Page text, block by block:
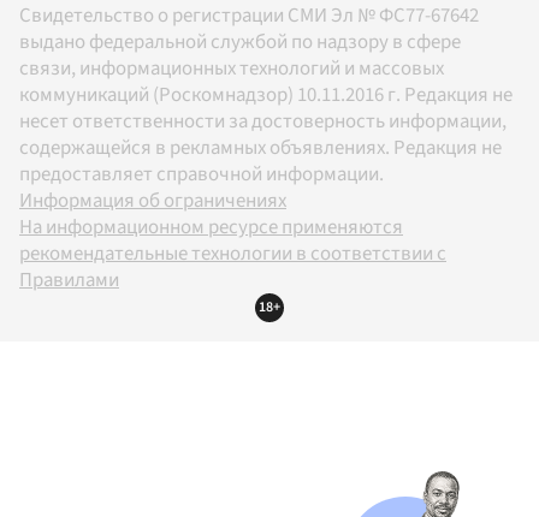
Свидетельство о регистрации СМИ Эл № ФС77-67642
выдано федеральной службой по надзору в сфере
связи, информационных технологий и массовых
коммуникаций (Роскомнадзор) 10.11.2016 г. Редакция не
несет ответственности за достоверность информации,
содержащейся в рекламных объявлениях. Редакция не
предоставляет справочной информации.
Информация об ограничениях
На информационном ресурсе применяются
рекомендательные технологии в соответствии с
Правилами
18+